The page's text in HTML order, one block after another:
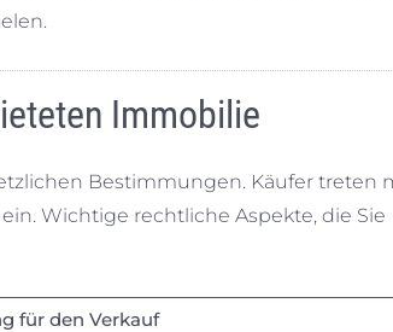
Immobilie
Bestimmungen. Käufer treten
Wichtige rechtliche Aspekte, die Sie
für den Verkauf